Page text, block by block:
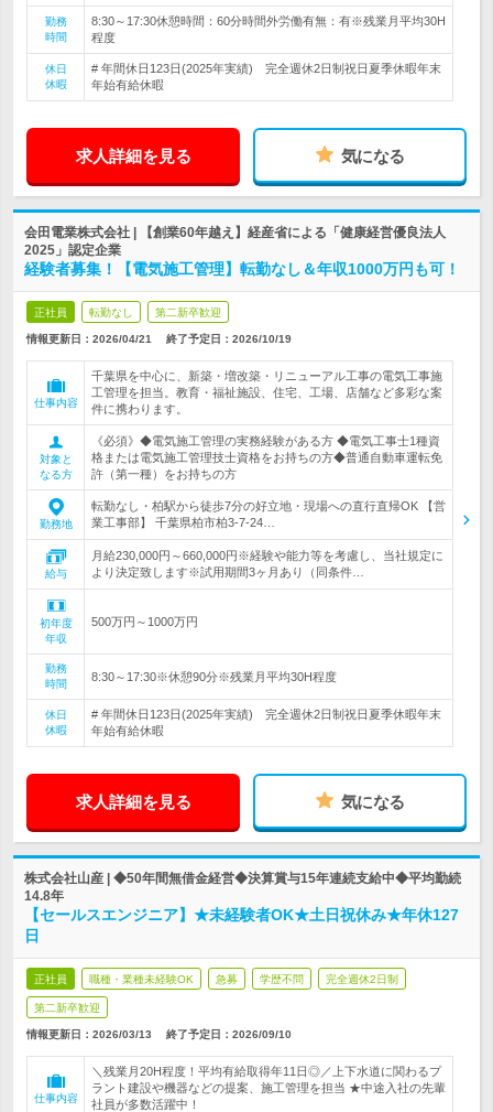
勤務
時間
8:30～17:30休憩時間：60分時間外労働有無：有※残業月平均30H
程度
休日
休暇
# 年間休日123日(2025年実績) 完全週休2日制祝日夏季休暇年末
年始有給休暇
求人詳細を見る 気になる
会田電業株式会社 | 【創業60年越え】経産省による「健康経営優良法人
2025」認定企業
経験者募集！【電気施工管理】転勤なし＆年収1000万円も可！
正社員 転勤なし 第二新卒歓迎
情報更新日：2026/04/21 終了予定日： 2026/10/19
仕事内容
千葉県を中心に、新築・増改築・リニューアル工事の電気工事施
工管理を担当。教育・福祉施設、住宅、工場、店舗など多彩な案
件に携わります。
対象と
なる方
《必須》◆電気施工管理の実務経験がある方 ◆電気工事士1種資
格または電気施工管理技士資格をお持ちの方◆普通自動車運転免
許（第一種）をお持ちの方
勤務地
転勤なし・柏駅から徒歩7分の好立地・現場への直行直帰OK 【営
業工事部】 千葉県柏市柏3-7-24…
給与
月給230,000円～660,000円※経験や能力等を考慮し、当社規定に
より決定致します※試用期間3ヶ月あり（同条件…
初年度
年収
500万円～1000万円
勤務
時間
8:30～17:30※休憩90分※残業月平均30H程度
休日
休暇
# 年間休日123日(2025年実績) 完全週休2日制祝日夏季休暇年末
年始有給休暇
求人詳細を見る 気になる
株式会社山産 | ◆50年間無借金経営◆決算賞与15年連続支給中◆平均勤続
14.8年
【セールスエンジニア】★未経験者OK★土日祝休み★年休127
日
正社員 職種・業種未経験OK 急募 学歴不問 完全週休2日制
第二新卒歓迎
情報更新日：2026/03/13 終了予定日： 2026/09/10
仕事内容
＼残業月20H程度！平均有給取得年11日◎／上下水道に関わるプ
ラント建設や機器などの提案、施工管理を担当 ★中途入社の先輩
社員が多数活躍中！